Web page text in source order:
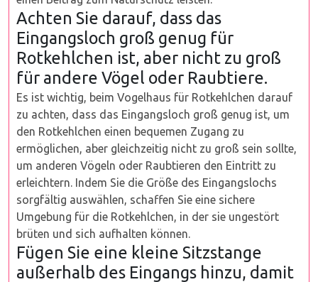
Achten Sie darauf, dass das
Eingangsloch groß genug für
Rotkehlchen ist, aber nicht zu groß
für andere Vögel oder Raubtiere.
Es ist wichtig, beim Vogelhaus für Rotkehlchen darauf
zu achten, dass das Eingangsloch groß genug ist, um
den Rotkehlchen einen bequemen Zugang zu
ermöglichen, aber gleichzeitig nicht zu groß sein sollte,
um anderen Vögeln oder Raubtieren den Eintritt zu
erleichtern. Indem Sie die Größe des Eingangslochs
sorgfältig auswählen, schaffen Sie eine sichere
Umgebung für die Rotkehlchen, in der sie ungestört
brüten und sich aufhalten können.
Fügen Sie eine kleine Sitzstange
außerhalb des Eingangs hinzu, damit